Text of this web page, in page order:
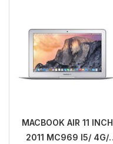
MACBOOK AIR 11 INCH
2011 MC969 I5/ 4G/